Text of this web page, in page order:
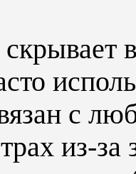
с
из-